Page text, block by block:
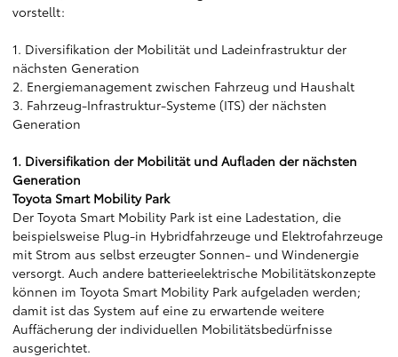
vorstellt:
1. Diversifikation der Mobilität und Ladeinfrastruktur der
nächsten Generation
2. Energiemanagement zwischen Fahrzeug und Haushalt
3. Fahrzeug-Infrastruktur-Systeme (ITS) der nächsten
Generation
1. Diversifikation der Mobilität und Aufladen der nächsten
Generation
Toyota Smart Mobility Park
Der Toyota Smart Mobility Park ist eine Ladestation, die
beispielsweise Plug-in Hybridfahrzeuge und Elektrofahrzeuge
mit Strom aus selbst erzeugter Sonnen- und Windenergie
versorgt. Auch andere batterieelektrische Mobilitätskonzepte
können im Toyota Smart Mobility Park aufgeladen werden;
damit ist das System auf eine zu erwartende weitere
Auffächerung der individuellen Mobilitätsbedürfnisse
ausgerichtet.